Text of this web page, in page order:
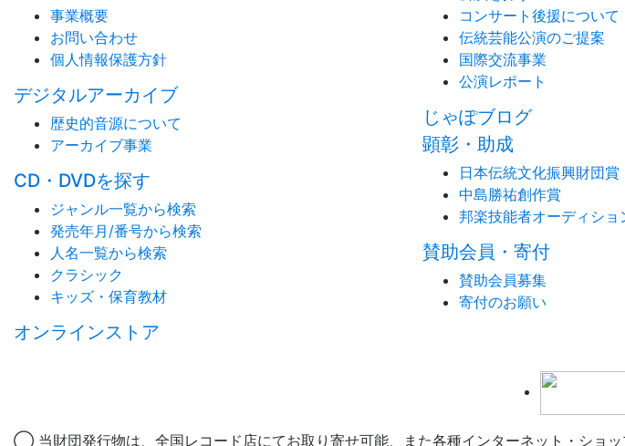
事業概要
お問い合わせ
個人情報保護方針
デジタルアーカイブ
歴史的音源について
アーカイブ事業
CD・DVDを探す
ジャンル一覧から検索
発売年月/番号から検索
人名一覧から検索
クラシック
キッズ・保育教材
オンラインストア
コンサート後援について
伝統芸能公演のご提案
国際交流事業
公演レポート
じゃぽブログ
顕彰・助成
日本伝統文化振興財団賞
中島勝祐創作賞
邦楽技能者オーディショ
賛助会員・寄付
賛助会員募集
寄付のお願い
◯ 当財団発行物は、全国レコード店にてお取り寄せ可能、また各種インターネット・シ